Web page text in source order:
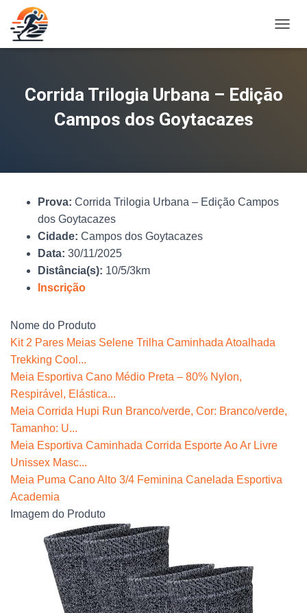
L
N
Corrida Trilogia Urbana – Edição
Campos dos Goytacazes
Prova: Corrida Trilogia Urbana – Edição Campos
dos Goytacazes
Cidade: Campos dos Goytacazes
Data: 30/11/2025
Distância(s): 10/5/3km
Inscrição
Nome do Produto
Kit 2 Pares Meias Selene Trilha Caminhada Atoalhada
Trekking Cool...
Meia Esportiva Cano Médio Preta – 80% Nylon,
Respirável, Elástica...
Meia Corrida Hupi Run Branco/verde, Cor: Branco/verde,
Tamanho: U...
Meia Esportiva Caminhada Corrida Esporte Ao Ar Livre
Unissex Masc...
Meia Puma Cano Alto 3/4 Feminina Canelada Esportiva
Academia
Imagem do Produto